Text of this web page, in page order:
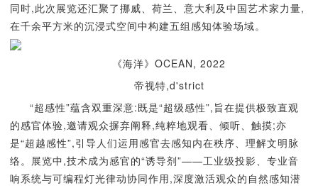
同时,此次展览还汇聚了挪威、荷兰、意大利及中国艺术家力量,
在千余平方米的沉浸式空间中构建五组感知体验场域。
《海洋》OCEAN, 2022
帝视特,d'strict
“超感性”蕴含双重深意:既是“超级感性”,旨在提供极致直观
的感官体验,邀请观众摒弃阐释,纯粹地观看、倾听、触摸;亦
是“超越感性”,引导人们运用感官去感知内在秩序、理解文明脉
络。展览中,技术成为感官的“诱导剂”——工业级投影、专业音
响系统与可编程灯光律动协同作用,深度激活观众的自然感知潜